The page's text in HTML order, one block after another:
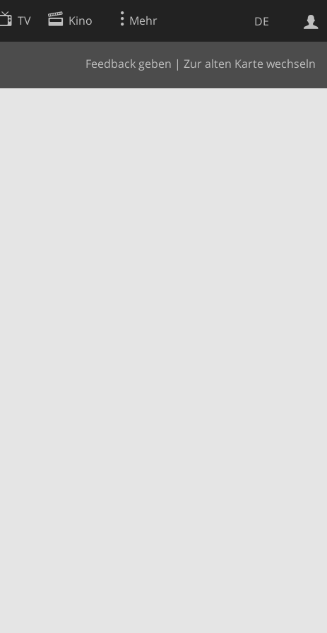
DE
TV Kino Mehr
Feedback geben | Zur alten Karte wechseln
Websuche